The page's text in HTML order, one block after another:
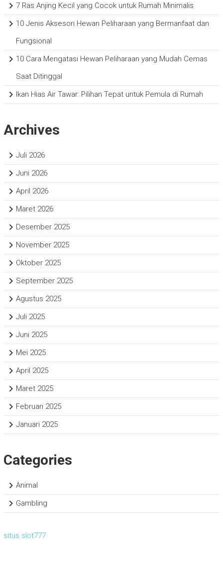
7 Ras Anjing Kecil yang Cocok untuk Rumah Minimalis
10 Jenis Aksesori Hewan Peliharaan yang Bermanfaat dan
Fungsional
10 Cara Mengatasi Hewan Peliharaan yang Mudah Cemas
Saat Ditinggal
Ikan Hias Air Tawar: Pilihan Tepat untuk Pemula di Rumah
Archives
Juli 2026
Juni 2026
April 2026
Maret 2026
Desember 2025
November 2025
Oktober 2025
September 2025
Agustus 2025
Juli 2025
Juni 2025
Mei 2025
April 2025
Maret 2025
Februari 2025
Januari 2025
Categories
Animal
Gambling
situs slot777